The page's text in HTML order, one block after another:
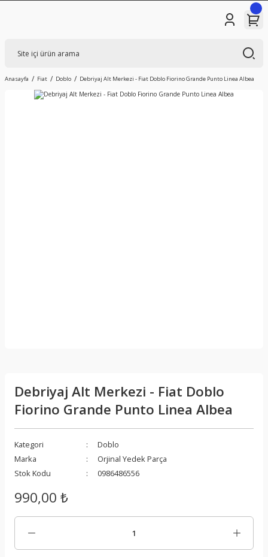
Anasayfa Fiat Doblo Debriyaj Alt Merkezi - Fiat Doblo Fiorino Grande Punto Linea Albea
Debriyaj Alt Merkezi - Fiat Doblo
Fiorino Grande Punto Linea Albea
Kategori
Doblo
Marka
Orjinal Yedek Parça
Stok Kodu
0986486556
990,00 ₺